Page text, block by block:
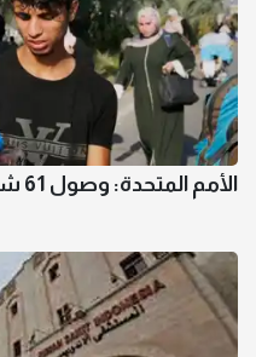
الأمم المتحدة: وصول 61 شاحنة مساعدات إلى شمال غزة